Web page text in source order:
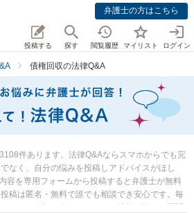
弁護士の方はこちら
投稿する 探す 閲覧履歴 マイリスト ログイン
債権回収の法律Q&A
件あります。法律Q&Aならスマホからでも完
なく、自分の悩みを投稿しアドバイスがほし
容を専用フォームから投稿すると弁護士が無料
稿は匿名・無料で誰でも相談でき安心です。毎
ドバイス中。 今すぐあなたの法律の悩み・質問